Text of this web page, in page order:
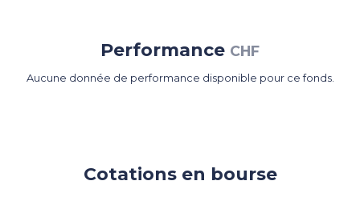
Performance CHF
Aucune donnée de performance disponible pour ce fonds.
Cotations en bourse